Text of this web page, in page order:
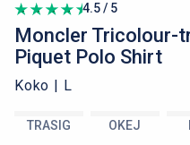
4.5 / 5
Moncler Tricolour-
Piquet Polo Shirt
Koko | L
TRASIG OKEJ